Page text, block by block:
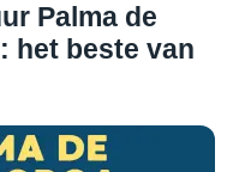
Palma de
het beste van